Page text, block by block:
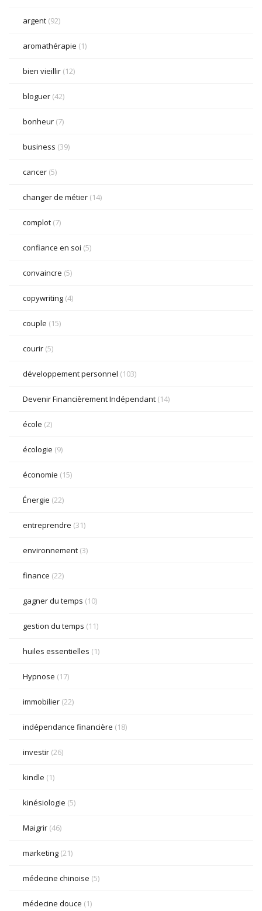
argent (92)
aromathérapie (1)
bien vieillir (12)
bloguer (42)
bonheur (7)
business (39)
cancer (5)
changer de métier (14)
complot (7)
confiance en soi (5)
convaincre (5)
copywriting (4)
couple (15)
courir (5)
développement personnel (103)
Devenir Financièrement Indépendant (14)
école (2)
écologie (9)
économie (15)
Énergie (22)
entreprendre (31)
environnement (3)
finance (22)
gagner du temps (10)
gestion du temps (11)
huiles essentielles (1)
Hypnose (17)
immobilier (22)
indépendance financière (18)
investir (26)
kindle (1)
kinésiologie (5)
Maigrir (46)
marketing (21)
médecine chinoise (5)
médecine douce (1)